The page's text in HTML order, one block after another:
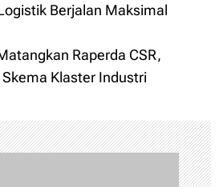
Berjalan Maksimal
Raperda CSR,
Klaster Industri